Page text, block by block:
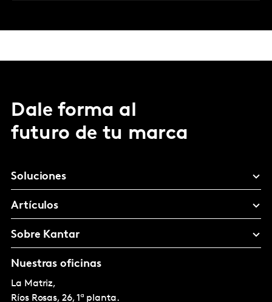
Dale forma al
futuro de tu marca
Soluciones
Artículos
Sobre Kantar
Nuestras oficinas
La Matriz,
Ríos Rosas, 26, 1ª planta.